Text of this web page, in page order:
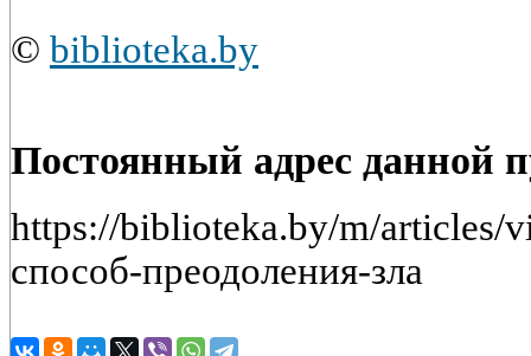
© biblioteka.by
Постоянный адрес данной
https://biblioteka.by/m/articles/
способ-преодоления-зла